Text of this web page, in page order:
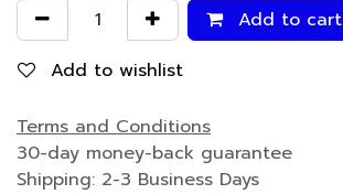
Add to cart
Add to wishlist
Terms and Conditions
30-day money-back guarantee
Shipping: 2-3 Business Days